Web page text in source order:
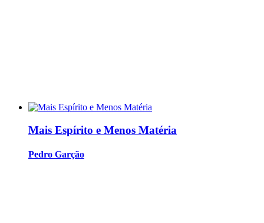
Mais Espírito e Menos Matéria
Pedro Garção